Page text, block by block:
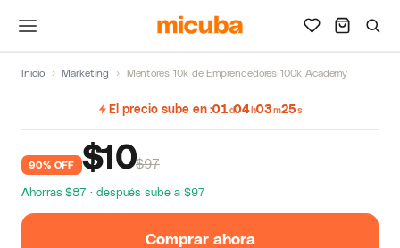
Inicio › Marketing › Mentores 10k de Emprendedores 100k Academy
El precio sube en 01d04h03m24s
90% OFF $10$97
Ahorras $87 · después sube a $97
Comprar ahora